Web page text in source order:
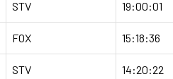
STV 19:00:01
FOX 15:18:36
STV 14:20:22